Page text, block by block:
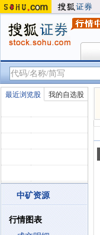
最近浏览股 我的自选股
中矿资源
行情图表